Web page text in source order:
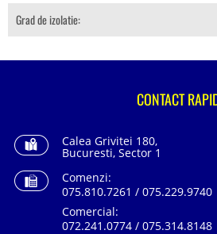
Grad de izolatie:
CONTACT
Calea Grivitei 180,
Bucuresti, Sector 1
Comenzi:
075.810.7261 / 075.229.9740
Comercial:
072.241.0774 / 075.314.8148